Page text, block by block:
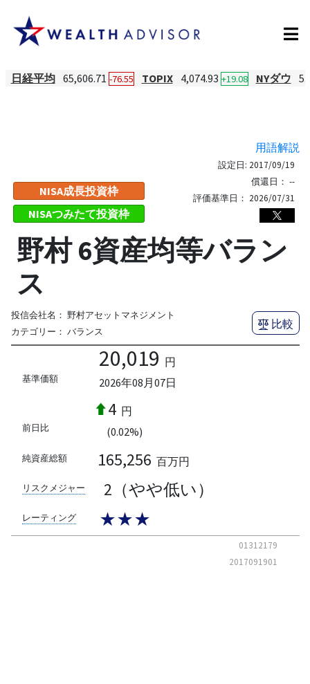
日経平均 65,606.71 -76.55 TOPIX 4,074.93 +19.08 NYダウ
用語解説
NISA成長投資枠
NISAつみたて投資枠
設定日: 2017/09/19
償還日： --
評価基準日： 2026/07/31
野村 6資産均等バラン
ス
投信会社名： 野村アセットマネジメント
カテゴリー： バランス
比較
基準価額
20,019 円
2026年08月07日
前日比
4 円
(0.02%)
純資産総額 165,256 百万円
リスクメジャー 2（やや低い）
レーティング ★★★
01312179
2017091901